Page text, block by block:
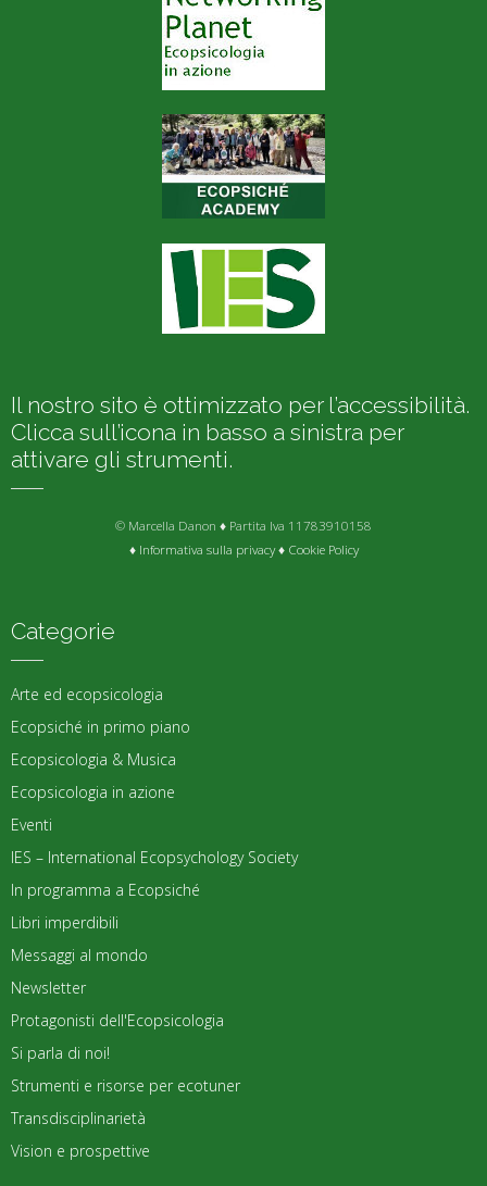
Il nostro sito è ottimizzato per l’accessibilità.
Clicca sull’icona in basso a sinistra per
attivare gli strumenti.
© Marcella Danon ♦ Partita Iva 11783910158
♦ Informativa sulla privacy♦ Cookie Policy
Categorie
Arte ed ecopsicologia
Ecopsiché in primo piano
Ecopsicologia & Musica
Ecopsicologia in azione
Eventi
IES – International Ecopsychology Society
In programma a Ecopsiché
Libri imperdibili
Messaggi al mondo
Newsletter
Protagonisti dell'Ecopsicologia
Si parla di noi!
Strumenti e risorse per ecotuner
Transdisciplinarietà
Vision e prospettive